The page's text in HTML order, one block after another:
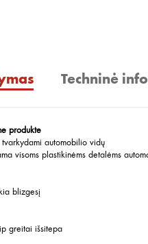
Techninė
produkte
automobilio vidų
visoms plastikinėms detalėms
blizgesį
greitai išsitepa